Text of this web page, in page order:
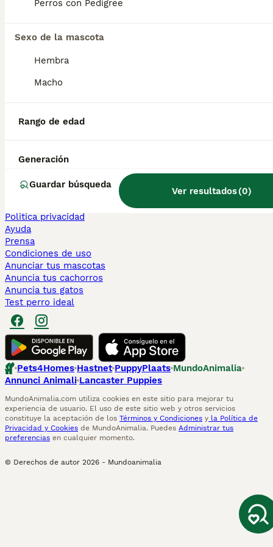
Perros con Pedigree
Sexo de la mascota
Hembra
Macho
Rango de edad
Generación
Guardar búsqueda
Ver resultados(0)
Sphynx en venta
Maine Coon en venta
Persa en venta
Teckel en Barcelona
Chihuahua en Sevilla
Perros en adopcion
Información
Politica privacidad
Ayuda
Prensa
Condiciones de uso
Anunciar tus mascotas
Anuncia tus cachorros
Anuncia tus gatos
Test perro ideal
Pets4Homes Hastnet PuppyPlaats MundoAnimalia
Annunci Animali Lancaster Puppies
MundoAnimalia.com utiliza cookies en este sitio para mejorar tu
experiencia de usuario. El uso de este sitio web y otros servicios
constituye la aceptación de los Términos y Condiciones y la Política de
Privacidad y Cookies de MundoAnimalia. Puedes Administrar tus
preferencias en cualquier momento.
© Derechos de autor 2026 - Mundoanimalia